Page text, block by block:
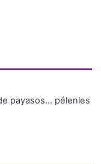
payasos… pélenles